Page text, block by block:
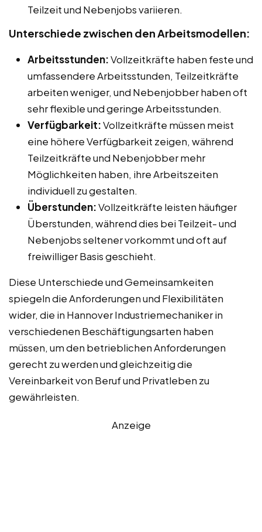
Teilzeit und Nebenjobs variieren.
Unterschiede zwischen den Arbeitsmodellen:
Arbeitsstunden:Vollzeitkräfte haben feste und
umfassendere Arbeitsstunden, Teilzeitkräfte
arbeiten weniger, und Nebenjobber haben oft
sehr flexible und geringe Arbeitsstunden.
Verfügbarkeit:Vollzeitkräfte müssen meist
eine höhere Verfügbarkeit zeigen, während
Teilzeitkräfte und Nebenjobber mehr
Möglichkeiten haben, ihre Arbeitszeiten
individuell zu gestalten.
Überstunden:Vollzeitkräfte leisten häufiger
Überstunden, während dies bei Teilzeit- und
Nebenjobs seltener vorkommt und oft auf
freiwilliger Basis geschieht.
Diese Unterschiede und Gemeinsamkeiten
spiegeln die Anforderungen und Flexibilitäten
wider, die in Hannover Industriemechaniker in
verschiedenen Beschäftigungsarten haben
müssen, um den betrieblichen Anforderungen
gerecht zu werden und gleichzeitig die
Vereinbarkeit von Beruf und Privatleben zu
gewährleisten.
Anzeige